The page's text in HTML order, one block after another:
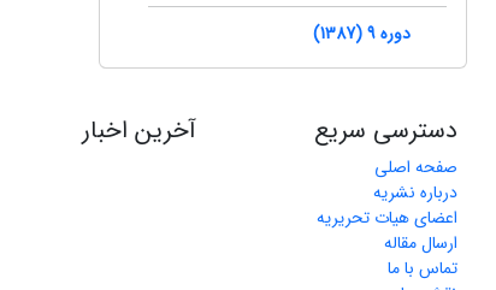
دوره 9 (1387)
دسترسی سریع
صفحه اصلی
درباره نشریه
اعضای هیات تحریریه
ارسال مقاله
تماس با ما
آخرین اخبار